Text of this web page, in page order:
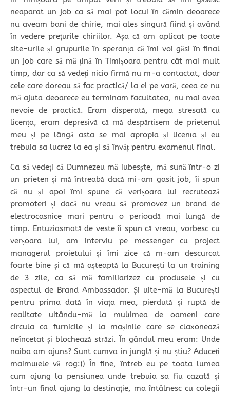
neaparat un job ca să mai pot locui în cămin deoarece
nu aveam bani de chirie, mai ales singură fiind și având
în vedere prețurile chiriilor. Așa că am aplicat pe toate
site-urile și grupurile în speranța că îmi voi găsi în final
un job care să mă țină în Timișoara pentru cât mai mult
timp, dar ca să vedeți nicio firmă nu m-a contactat, doar
cele care doreau să fac practică/ la ei pe vară, ceea ce nu
mă ajuta deoarece eu terminam facultatea, nu mai avea
nevoie de practică. Eram disperată, mega stresată cu
licența, eram depresivă că mă despărțisem de prietenul
meu și pe lângă asta se mai apropia și licența și eu
trebuia sa lucrez la ea și să învăț pentru examenul final.
Ca să vedeți că Dumnezeu mă iubesște, mă sună într-o zi
un prieten și mă întreabă dacă mi-am gasit job, îi spun
că nu și apoi îmi spune că verișoara lui recrutează
promoteri și dacă nu vreau să promovez un brand de
electrocasnice mari pentru o perioadă mai lungă de
timp. Entuziasmată de veste îi spun că vreau, vorbesc cu
verșoara lui, am interviu pe messenger cu project
managerul proietului și îmi zice că m-am descurcat
foarte bine și că mă așteaptă la București la un training
de 3 zile, ca să mă familiarizez cu produsele și cu
aspectul de Brand Ambassador. Și uite-mă la București
pentru prima dată în viața mea, pierdută și ruptă de
realitate uitându-mă la mulțimea de oameni care
circula ca furnicile și la mașinile care se claxonează
neîncetat și blochează străzi. În gândul meu eram: Unde
naiba am ajuns? Sunt cumva in junglă și nu știu? Aduceți
maimuțele vă rog:)) În fine, întreb eu pe toata lumea
cum ajung la pensiunea unde trebuia sa fiu cazată și
într-un final ajung la destinație, ma întâlnesc cu colegii